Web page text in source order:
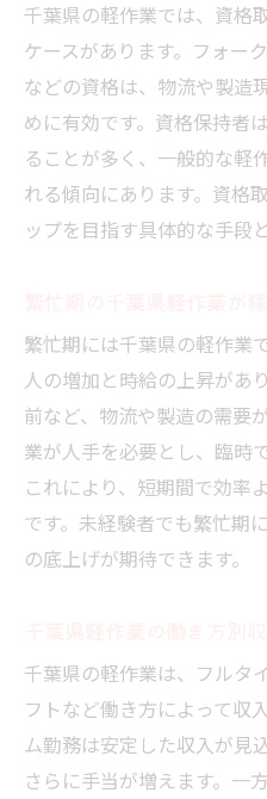
千葉県の軽作業では、資格
ケースがあります。フォー
などの資格は、物流や製造
めに有効です。資格保持者
ることが多く、一般的な軽
れる傾向にあります。資格
ップを目指す具体的な手段
繁忙期には千葉県の軽作業
人の増加と時給の上昇があ
前など、物流や製造の需要
業が人手を必要とし、臨時
これにより、短期間で効率
です。未経験者でも繁忙期
の底上げが期待できます。
千葉県の軽作業は、フルタ
フトなど働き方によって収
ム勤務は安定した収入が見
さらに手当が増えます。一